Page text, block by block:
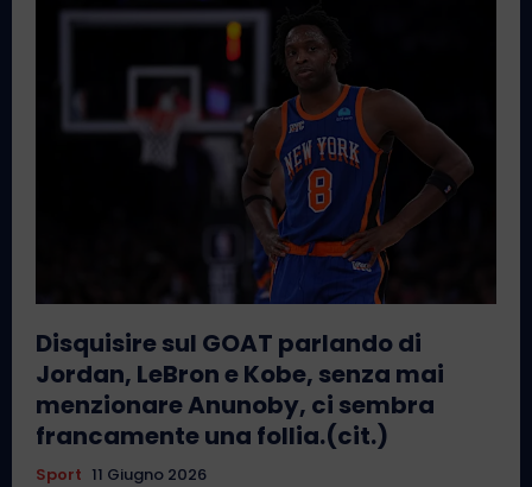
Disquisire sul GOAT parlando di
Jordan, LeBron e Kobe, senza mai
menzionare Anunoby, ci sembra
francamente una follia.(cit.)
Sport 11 Giugno 2026